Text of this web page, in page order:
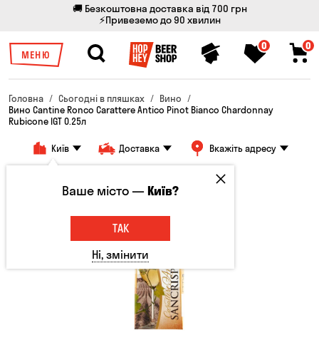
🚚 Безкоштовна доставка від 700 грн
⚡Привеземо до 90 хвилин
МЕНЮ
0 0
Головна Сьогодні в пляшках
Вино
Вино Cantine Ronco Carattere Antico Pinot Bianco Chardonnay
Rubicone IGT 0.25л
Київ Доставка Вкажіть адресу
Ваше місто —Київ?
ТАК
Ні, змінити